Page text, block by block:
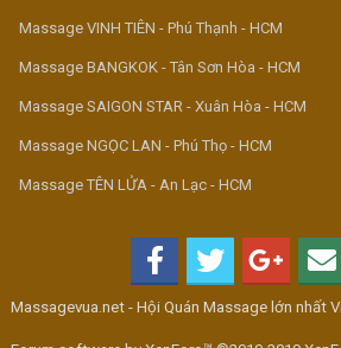
Massage VINH TIÊN - Phú Thạnh - HCM
Massage BANGKOK - Tân Sơn Hòa - HCM
Massage SAIGON STAR - Xuân Hòa - HCM
Massage NGỌC LAN - Phú Thọ - HCM
Massage TÊN LỬA - An Lạc - HCM
Massagevua.net - Hội Quán Massage lớn nhất